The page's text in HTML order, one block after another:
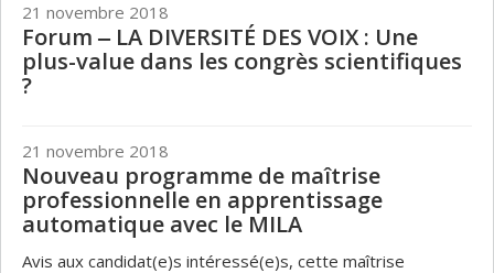
21 novembre 2018
Forum ‒ LA DIVERSITÉ DES VOIX : Une
plus-value dans les congrès scientifiques
?
21 novembre 2018
Nouveau programme de maîtrise
professionnelle en apprentissage
automatique avec le MILA
Avis aux candidat(e)s intéressé(e)s, cette maîtrise